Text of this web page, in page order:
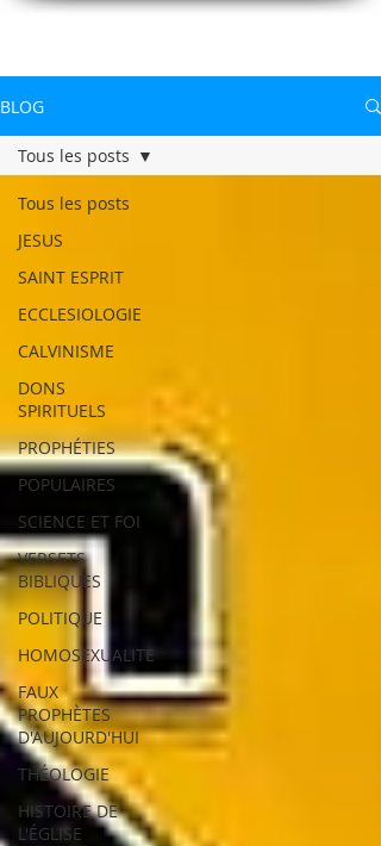
BLOG
Tous les posts
JESUS
SAINT ESPRIT
ECCLESIOLOGIE
CALVINISME
DONS
SPIRITUELS
PROPHÉTIES
POPULAIRES
SCIENCE ET FOI
VERSETS
BIBLIQUES
POLITIQUE
HOMOSEXUALITE
FAUX
PROPHÈTES
D'AUJOURD'HUI
THÉOLOGIE
HISTOIRE DE
L'ÉGLISE
Tous les posts